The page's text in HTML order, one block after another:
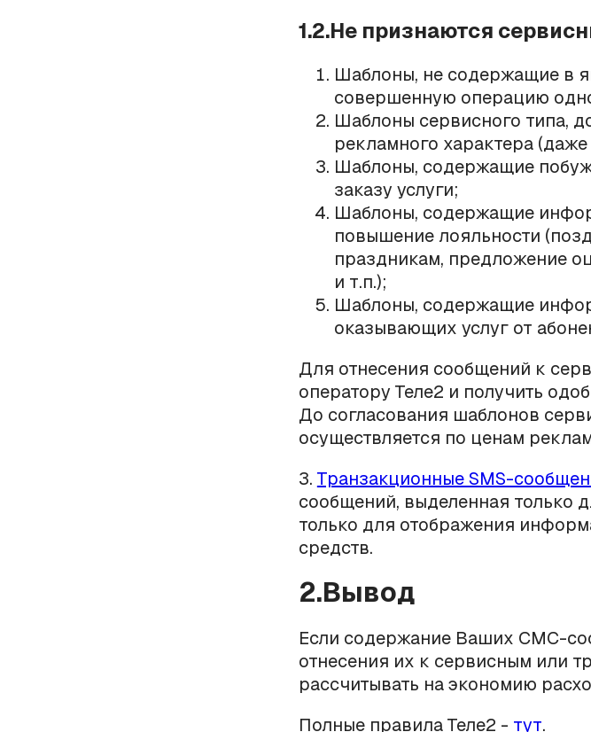
1.2.Не признаются
Шаблоны, не содержащие в
совершенную операцию
Шаблоны сервисного типа,
рекламного характера (даже
Шаблоны, содержащие
заказу услуги;
Шаблоны, содержащие
повышение лояльности
праздникам, предложение
и т.п.);
Шаблоны, содержащие
оказывающих услуг от
Для отнесения сообщений к
оператору Теле2 и получить
До согласования шаблонов
осуществляется по ценам
3. Транзакционные SMS-
сообщений, выделенная только
только для отображения
средств.
2.Вывод
Если содержание Ваших СМС-
отнесения их к сервисным или
рассчитывать на экономию
Полные правила Теле2 - тут.